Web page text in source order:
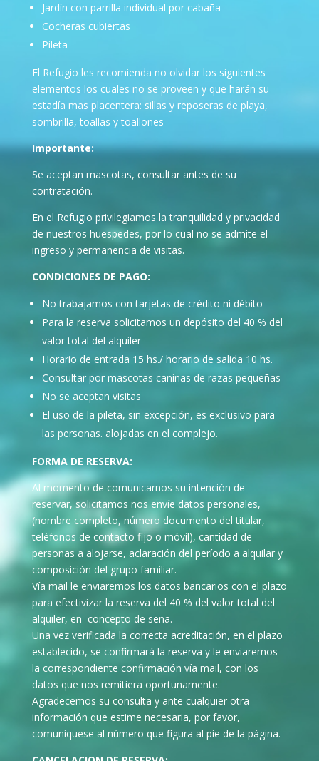
Jardín con parrilla individual por cabaña
Cocheras cubiertas
Pileta
El Refugio les recomienda no olvidar los siguientes
elementos los cuales no se proveen y que harán su
estadía mas placentera: sillas y reposeras de playa,
sombrilla, toallas y toallones
Importante:
Se aceptan mascotas, consultar antes de su
contratación.
En el Refugio privilegiamos la tranquilidad y privacidad
de nuestros huespedes, por lo cual no se admite el
ingreso y permanencia de visitas.
CONDICIONES DE PAGO:
No trabajamos con tarjetas de crédito ni débito
Para la reserva solicitamos un depósito del 40 % del
valor total del alquiler
Horario de entrada 15 hs./ horario de salida 10 hs.
Consultar por mascotas caninas de razas pequeñas
No se aceptan visitas
El uso de la pileta, sin excepción, es exclusivo para
las personas. alojadas en el complejo.
FORMA DE RESERVA:
Al momento de comunicarnos su intención de
reservar, solicitamos nos envíe datos personales,
(nombre completo, número documento del titular,
teléfonos de contacto fijo o móvil), cantidad de
personas a alojarse, aclaración del período a alquilar y
composición del grupo familiar.
Vía mail le enviaremos los datos bancarios con el plazo
para efectivizar la reserva del 40 % del valor total del
alquiler, en concepto de seña.
Una vez verificada la correcta acreditación, en el plazo
establecido, se confirmará la reserva y le enviaremos
la correspondiente confirmación vía mail, con los
datos que nos remitiera oportunamente.
Agradecemos su consulta y ante cualquier otra
información que estime necesaria, por favor,
comuníquese al número que figura al pie de la página.